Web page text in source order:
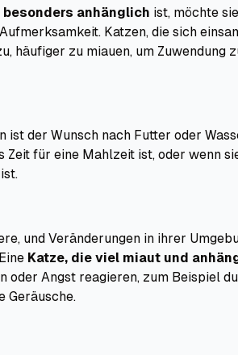
anhänglich ist, möchte sie
Katzen, die sich
häufiger zu miauen, um Zuwendung
ist der Wunsch nach Futter oder
Zeit für eine Mahlzeit ist, oder wenn
und Veränderungen in ihrer
Katze, die viel miaut und
oder Angst reagieren, zum Beispiel
Geräusche.